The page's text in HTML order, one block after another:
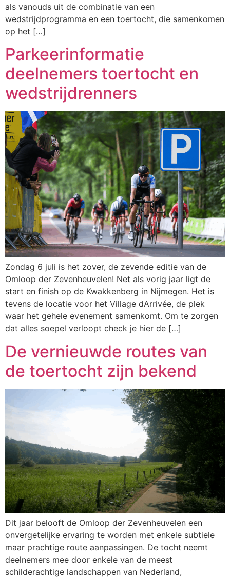
als vanouds uit de combinatie van een
wedstrijdprogramma en een toertocht, die samenkomen
op het […]
Parkeerinformatie
deelnemers toertocht en
wedstrijdrenners
Zondag 6 juli is het zover, de zevende editie van de
Omloop der Zevenheuvelen! Net als vorig jaar ligt de
start en finish op de Kwakkenberg in Nijmegen. Het is
tevens de locatie voor het Village dArrivée, de plek
waar het gehele evenement samenkomt. Om te zorgen
dat alles soepel verloopt check je hier de […]
De vernieuwde routes van
de toertocht zijn bekend
Dit jaar belooft de Omloop der Zevenheuvelen een
onvergetelijke ervaring te worden met enkele subtiele
maar prachtige route aanpassingen. De tocht neemt
deelnemers mee door enkele van de meest
schilderachtige landschappen van Nederland,